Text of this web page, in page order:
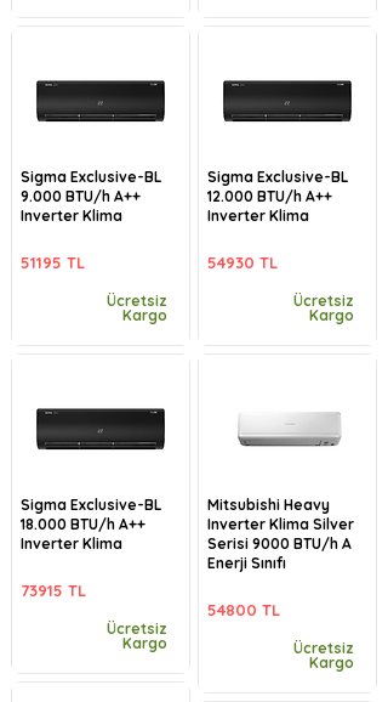
Sigma Exclusive-BL
9.000 BTU/h A++
Inverter Klima
51195 TL
Ücretsiz
Kargo
Sigma Exclusive-BL
18.000 BTU/h A++
Inverter Klima
73915 TL
Ücretsiz
Kargo
Sigma Exclusive-BL
12.000 BTU/h A++
Inverter Klima
54930 TL
Ücretsiz
Kargo
Mitsubishi Heavy
Inverter Klima Silver
Serisi 9000 BTU/h A
Enerji Sınıfı
54800 TL
Ücretsiz
Kargo